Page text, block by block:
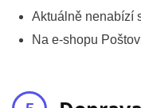
Aktuálně nenabízí
Na e-shopu